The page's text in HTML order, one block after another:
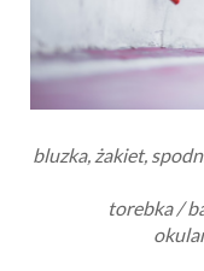
bluzka, żakiet,
torebka /